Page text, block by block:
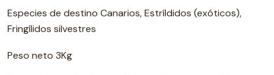
Especies de destino Canarios, Estríldidos (exóticos),
Fringílidos silvestres
Peso neto 3Kg